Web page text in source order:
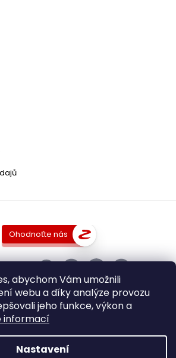
abychom Vám umožnili
webu a díky analýze provozu
jeho funkce, výkon a
informací
Nastavení
Ohodnoťte nás
. Všechna práva vyhrazena.
nastavení cookies
vytvořil a nakódoval